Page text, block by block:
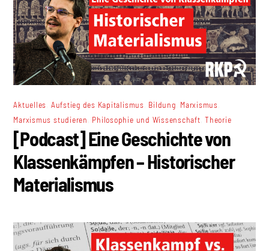
Aktuelles Aufstieg des Kapitalismus Bildung Marxismus
Marxismus studieren Philosophie und Wissenschaft ,Theorie
[Podcast] Eine Geschichte von
Klassenkämpfen – Historischer
Materialismus